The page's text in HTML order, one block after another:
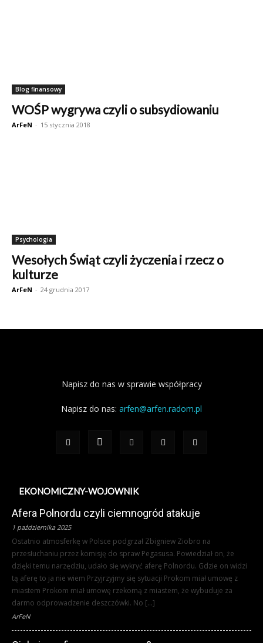
Blog finansowy
WOŚP wygrywa czyli o subsydiowaniu
ArFeN - 15 stycznia 2018
Psychologia
Wesołych Świąt czyli życzenia i rzecz o
kulturze
ArFeN - 24 grudnia 2017
Napisz do nas w sprawie współpracy
Napisz do nas: arfen@arfen.radom.pl
EKONOMICZNY-WOJOWNIK
Afera Polnordu czyli ciemnogród atakuje
1 października 2025
Ostatnio atmosferkę w Polsce podgrzał Zbigniew Ziobro na
przesłuchaniu przez komisję do spraw Pegasusa. Powiedział on, że
dzięki temu narzędziu, udało się wykryć aferę Polnordu. Gdzie on widzi
tą aferę to ja nie wiem Przyjrzyjmy się sytuacji Prokom miał umowę z
miastem Prokom miał umowę rzekomą z miastem, że wybuduje za
darmo odprowadzenie deszczówki. No […]
ArFeN